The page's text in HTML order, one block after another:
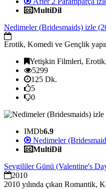
MultiDil
Nedimeler (Bridesmaids) izle
Erotik, Komedi ve Gençlik
Yetişkin Filmleri,
5299
125 Dk.
5
0
IMDb6.9
Nedimeler
MultiDil
Sevgililer Günü (Valentine's
2010
2010 yılında çıkan Romantik,